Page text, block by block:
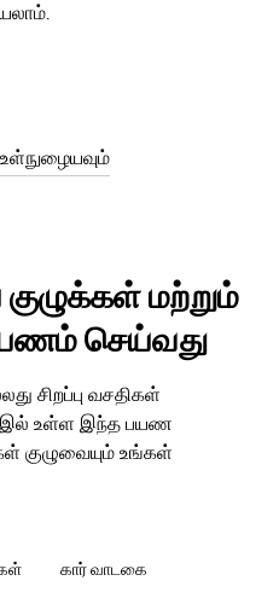
மற்றும்
செய்வது
சிறப்பு வசதிகள்
இல் உள்ள இந்த பயண
குழுவையும் உங்கள்
கார் வாடகை